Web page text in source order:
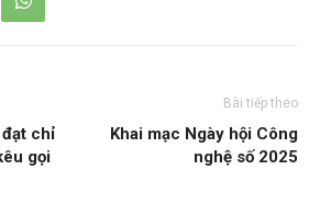
đạt chỉ
gọi
Bài tiếp theo
Khai mạc Ngày hội Công
nghệ số 2025